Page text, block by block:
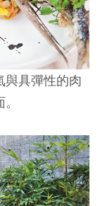
與具彈性的肉